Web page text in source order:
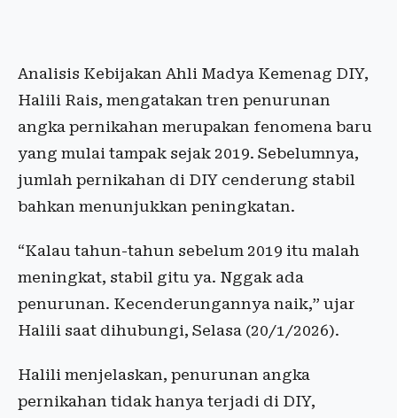
Analisis Kebijakan Ahli Madya Kemenag DIY,
Halili Rais, mengatakan tren penurunan
angka pernikahan merupakan fenomena baru
yang mulai tampak sejak 2019. Sebelumnya,
jumlah pernikahan di DIY cenderung stabil
bahkan menunjukkan peningkatan.
“Kalau tahun-tahun sebelum 2019 itu malah
meningkat, stabil gitu ya. Nggak ada
penurunan. Kecenderungannya naik,” ujar
Halili saat dihubungi, Selasa (20/1/2026).
Halili menjelaskan, penurunan angka
pernikahan tidak hanya terjadi di DIY,